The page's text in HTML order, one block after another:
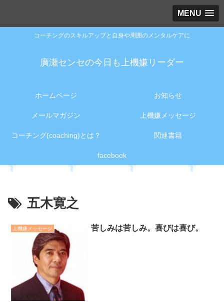
MENU
コーチングのスキルアップと自身や周囲のメンタルケアに
廣瀬センセの今日も上機嫌リーダー
ホームページ お知らせ
メールマガジン 上機嫌メッセージ
コーチング(coaching)とは？ 関連書籍
facebook
五木寛之
上機嫌メッセージ 苦しみは苦しみ。喜びは喜び。